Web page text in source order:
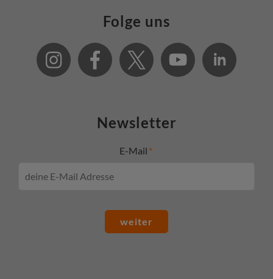
Folge uns
Newsletter
E-Mail
weiter